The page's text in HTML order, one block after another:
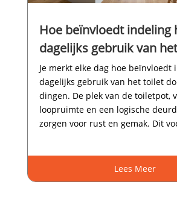
Hoe beïnvloedt indeling
dagelijks gebruik van
Je merkt elke dag hoe beïnvloedt
dagelijks gebruik van het toilet
dingen.​ De plek van de toiletpot,
loopruimte en een logische
zorgen voor rust en gemak.​ Dit
Lees Meer